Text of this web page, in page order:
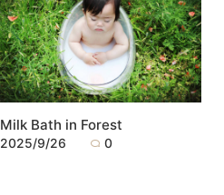
Milk Bath in Forest
2025/9/26 0